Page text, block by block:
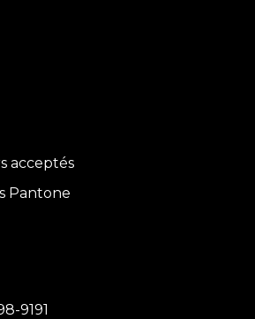
acceptés
Pantone
9191